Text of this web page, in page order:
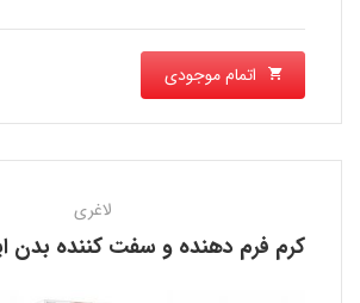
اتمام موجودی
لاغری